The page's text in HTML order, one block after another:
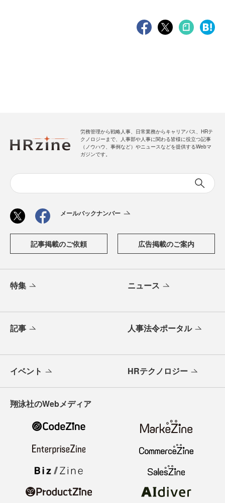
労務管理から戦略人事、日常業務からキャリアパス、HRテ
クノロジーまで、人事部や人事に関わる皆様に役立つ記事
（ノウハウ、事例など）やニュースなどを提供するWebマ
ガジンです。
メールバックナンバー
記事掲載のご依頼 広告掲載のご案内
特集 ニュース
記事 人事法令ポータル
イベント HRテクノロジー
翔泳社のWebメディア